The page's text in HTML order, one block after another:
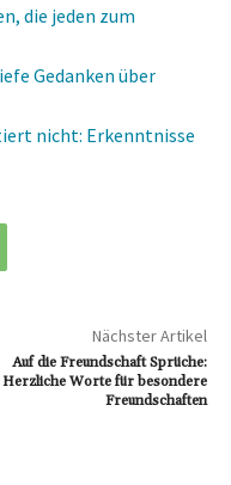
die jeden zum
Gedanken über
nicht: Erkenntnisse
Nächster Artikel
Auf die Freundschaft Sprüche:
Herzliche Worte für besondere
Freundschaften